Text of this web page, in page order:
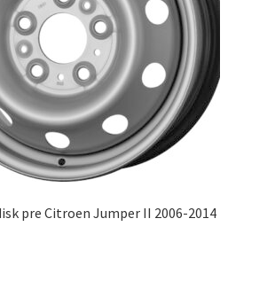
pre Citroen Jumper II 2006-2014